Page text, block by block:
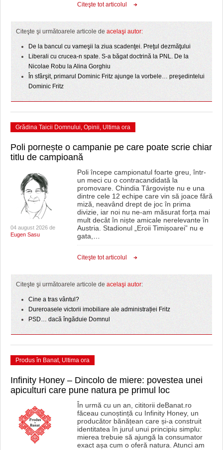
Citeşte tot articolul
Citeşte şi următoarele articole de acelaşi autor:
De la bancul cu vameşii la ziua scadenţei. Preţul dezmăţului
Liberali cu crucea-n spate. S-a băgat doctrină la PNL. De la
Nicolae Robu la Alina Gorghiu
În sfârşit, primarul Dominic Fritz ajunge la vorbele… preşedintelui
Dominic Fritz
Grădina Taicii Domnului, Opinii, Ultima ora
Poli pornește o campanie pe care poate scrie chiar
titlu de campioană
04 august 2026 de
Eugen Sasu
Poli începe campionatul foarte greu, într-
un meci cu o contracandidată la
promovare. Chindia Târgoviște nu e una
dintre cele 12 echipe care vin să joace fără
miză, neavând drept de joc în prima
divizie, iar noi nu ne-am măsurat forța mai
mult decât în niște amicale nerelevante în
Austria. Stadionul „Eroii Timișoarei” nu e
gata,…
Citeşte tot articolul
Citeşte şi următoarele articole de acelaşi autor:
Cine a tras vântul?
Dureroasele victorii imobiliare ale administrației Fritz
PSD… dacă îngăduie Domnul
Produs în Banat, Ultima ora
Infinity Honey – Dincolo de miere: povestea unei
apiculturi care pune natura pe primul loc
În urmă cu un an, cititorii deBanat.ro
făceau cunoștință cu Infinity Honey, un
producător bănățean care și-a construit
identitatea în jurul unui principiu simplu:
mierea trebuie să ajungă la consumator
exact așa cum o oferă natura. Atunci am